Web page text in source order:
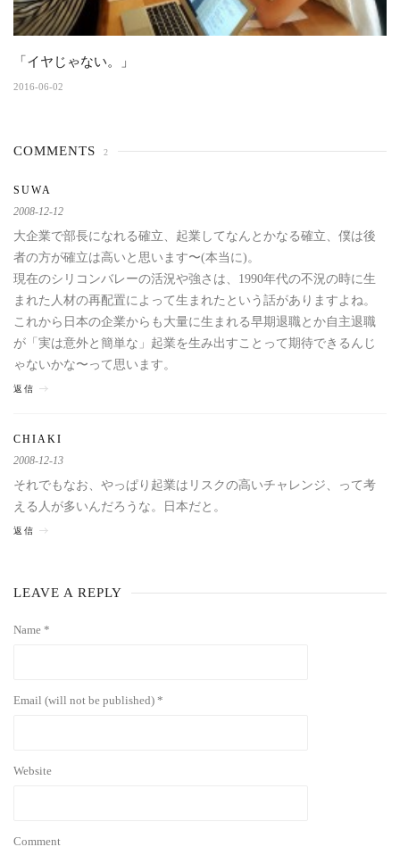
「イヤじゃない。」
2016-06-02
COMMENTS 2
SUWA
2008-12-12
大企業で部長になれる確立、起業してなんとかなる確立、僕は後
者の方が確立は高いと思います〜(本当に)。
現在のシリコンバレーの活況や強さは、1990年代の不況の時に生
まれた人材の再配置によって生まれたという話がありますよね。
これから日本の企業からも大量に生まれる早期退職とか自主退職
が「実は意外と簡単な」起業を生み出すことって期待できるんじ
ゃないかな〜って思います。
返信
CHIAKI
2008-12-13
それでもなお、やっぱり起業はリスクの高いチャレンジ、って考
える人が多いんだろうな。日本だと。
返信
LEAVE A REPLY
Name *
Email (will not be published) *
Website
Comment